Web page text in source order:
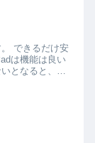
は機能は良い